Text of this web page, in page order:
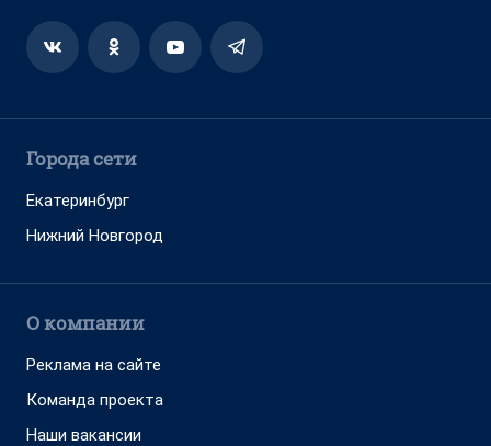
Города сети
Екатеринбург
Нижний Новгород
О компании
Реклама на сайте
Команда проекта
Наши вакансии